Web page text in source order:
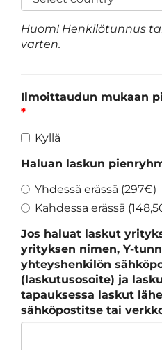
Huom! Henkilötunnus
varten.
Ilmoittaudun mukaan
*
Kyllä
Haluan laskun
Yhdessä erässä (297€)
Kahdessa erässä
Jos haluat laskut
yrityksen nimen, Y-
yhteyshenkilön
(laskutusosoite) ja
tapauksessa laskut
sähköpostitse tai